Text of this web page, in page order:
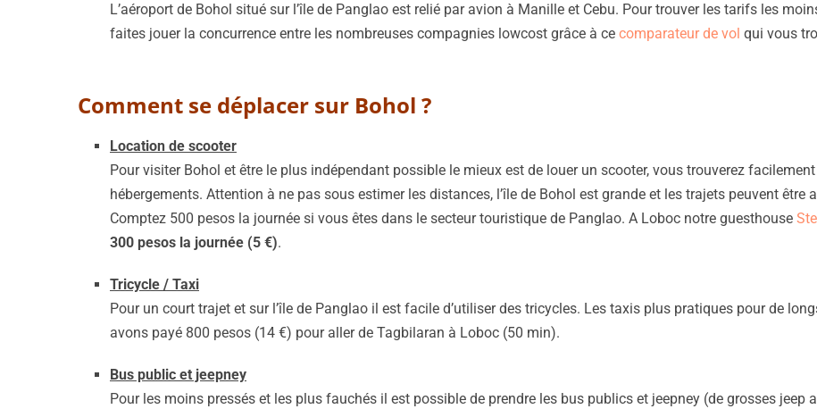
L’aéroport de Bohol situé sur l’île de Panglao est relié par avion à Manille et Cebu. Pour trouver les tarifs les
faites jouer la concurrence entre les nombreuses compagnies lowcost grâce à ce comparateur de vol qui vous
Comment se déplacer sur Bohol ?
Location de scooter
Pour visiter Bohol et être le plus indépendant possible le mieux est de louer un scooter, vous trouverez
hébergements. Attention à ne pas sous estimer les distances, l’île de Bohol est grande et les trajets peuvent
Comptez 500 pesos la journée si vous êtes dans le secteur touristique de Panglao. A Loboc notre guesthouse
300 pesos la journée (5 €).
Tricycle / Taxi
Pour un court trajet et sur l’île de Panglao il est facile d’utiliser des tricycles. Les taxis plus pratiques pour de
avons payé 800 pesos (14 €) pour aller de Tagbilaran à Loboc (50 min).
Bus public et jeepney
Pour les moins pressés et les plus fauchés il est possible de prendre les bus publics et jeepney (de grosses